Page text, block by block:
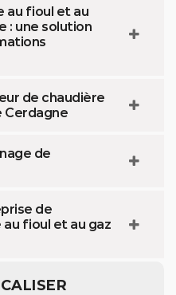
au fioul et au
: une solution
de chaudière
Cerdagne
de
de
fioul et au gaz